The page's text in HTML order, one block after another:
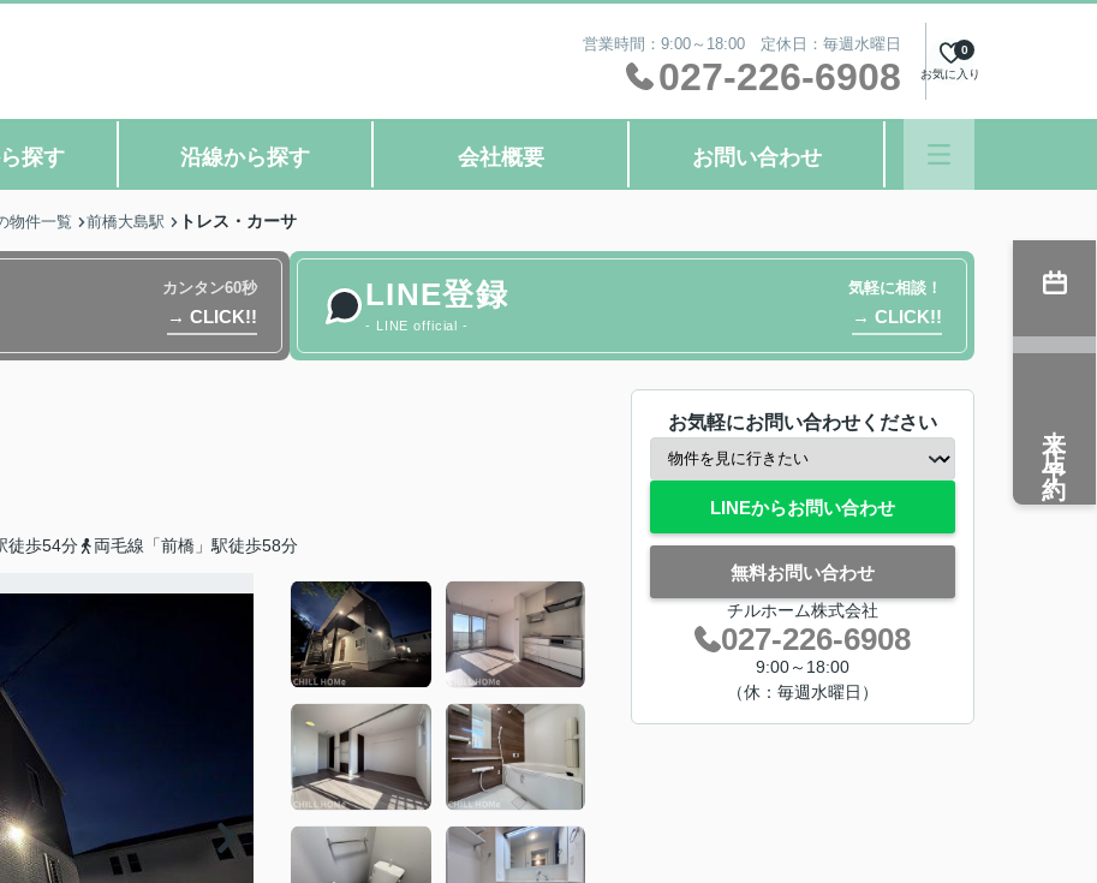
営業時間：9:00～18:00 定休日：毎週水曜日
027-226-6908 お気に入り
0
探す 沿線から探す 会社概要 お問い合わせ
物件一覧 前橋大島駅 トレス・カーサ
カンタン60秒
→ CLICK!!
LINE登録
- LINE official -
気軽に相談！
→ CLICK!!
徒歩54分 両毛線「前橋」駅徒歩58分
お気軽にお問い合わせください
LINEからお問い合わせ
無料お問い合わせ
チルホーム株式会社
027-226-6908
9:00～18:00
（休：毎週水曜日）
来店予約